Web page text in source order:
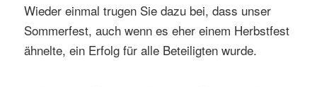
Wieder einmal trugen Sie dazu bei, dass unser
Sommerfest, auch wenn es eher einem Herbstfest
ähnelte, ein Erfolg für alle Beteiligten wurde.